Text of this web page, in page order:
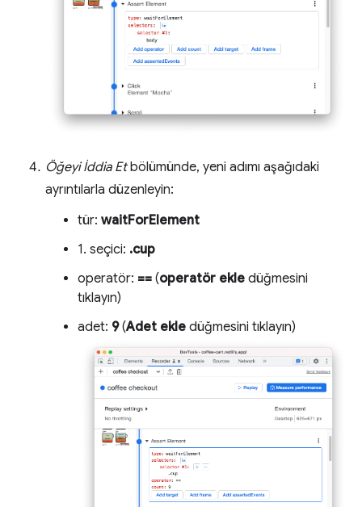
Öğeyi İddia Etbölümünde, yeni adımı aşağıdaki
ayrıntılarla düzenleyin:
tür: waitForElement
1. seçici: .cup
operatör: == (operatör ekle düğmesini
tıklayın)
adet: 9(Adet ekle düğmesini tıklayın)